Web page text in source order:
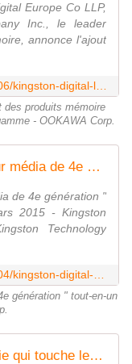
Europe Co LLP,
Inc., le leader
annonce l'ajout
des produits mémoire
- OOKAWA Corp.
Kingston Digital annonce le lecteur média de 4e génération " tout-en-un " HS4 - OOKAWA Corp.
de 4e génération "
2015 - Kingston
Technology
génération " tout-en-un
L'amnésie numérique : une maladie qui touche les utilisateurs du monde dématérialisé - OOKAWA Corp.